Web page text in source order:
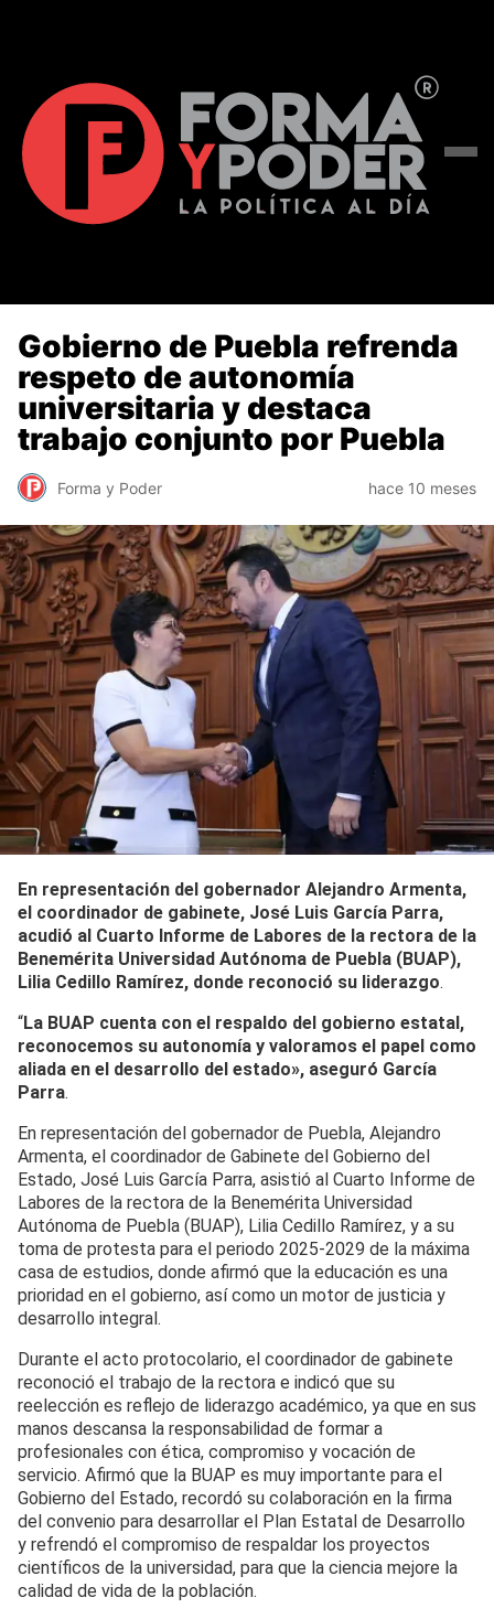
Gobierno de Puebla refrenda
respeto de autonomía
universitaria y destaca
trabajo conjunto por Puebla
Forma y Poder hace 10 meses
En representación del gobernador Alejandro Armenta,
el coordinador de gabinete, José Luis García Parra,
acudió al Cuarto Informe de Labores de la rectora de la
Benemérita Universidad Autónoma de Puebla (BUAP),
Lilia Cedillo Ramírez, donde reconoció su liderazgo.
“La BUAP cuenta con el respaldo del gobierno estatal,
reconocemos su autonomía y valoramos el papel como
aliada en el desarrollo del estado», aseguró García
Parra.
En representación del gobernador de Puebla, Alejandro
Armenta, el coordinador de Gabinete del Gobierno del
Estado, José Luis García Parra, asistió al Cuarto Informe de
Labores de la rectora de la Benemérita Universidad
Autónoma de Puebla (BUAP), Lilia Cedillo Ramírez, y a su
toma de protesta para el periodo 2025-2029 de la máxima
casa de estudios, donde afirmó que la educación es una
prioridad en el gobierno, así como un motor de justicia y
desarrollo integral.
Durante el acto protocolario, el coordinador de gabinete
reconoció el trabajo de la rectora e indicó que su
reelección es reflejo de liderazgo académico, ya que en sus
manos descansa la responsabilidad de formar a
profesionales con ética, compromiso y vocación de
servicio. Afirmó que la BUAP es muy importante para el
Gobierno del Estado, recordó su colaboración en la firma
del convenio para desarrollar el Plan Estatal de Desarrollo
y refrendó el compromiso de respaldar los proyectos
científicos de la universidad, para que la ciencia mejore la
calidad de vida de la población.